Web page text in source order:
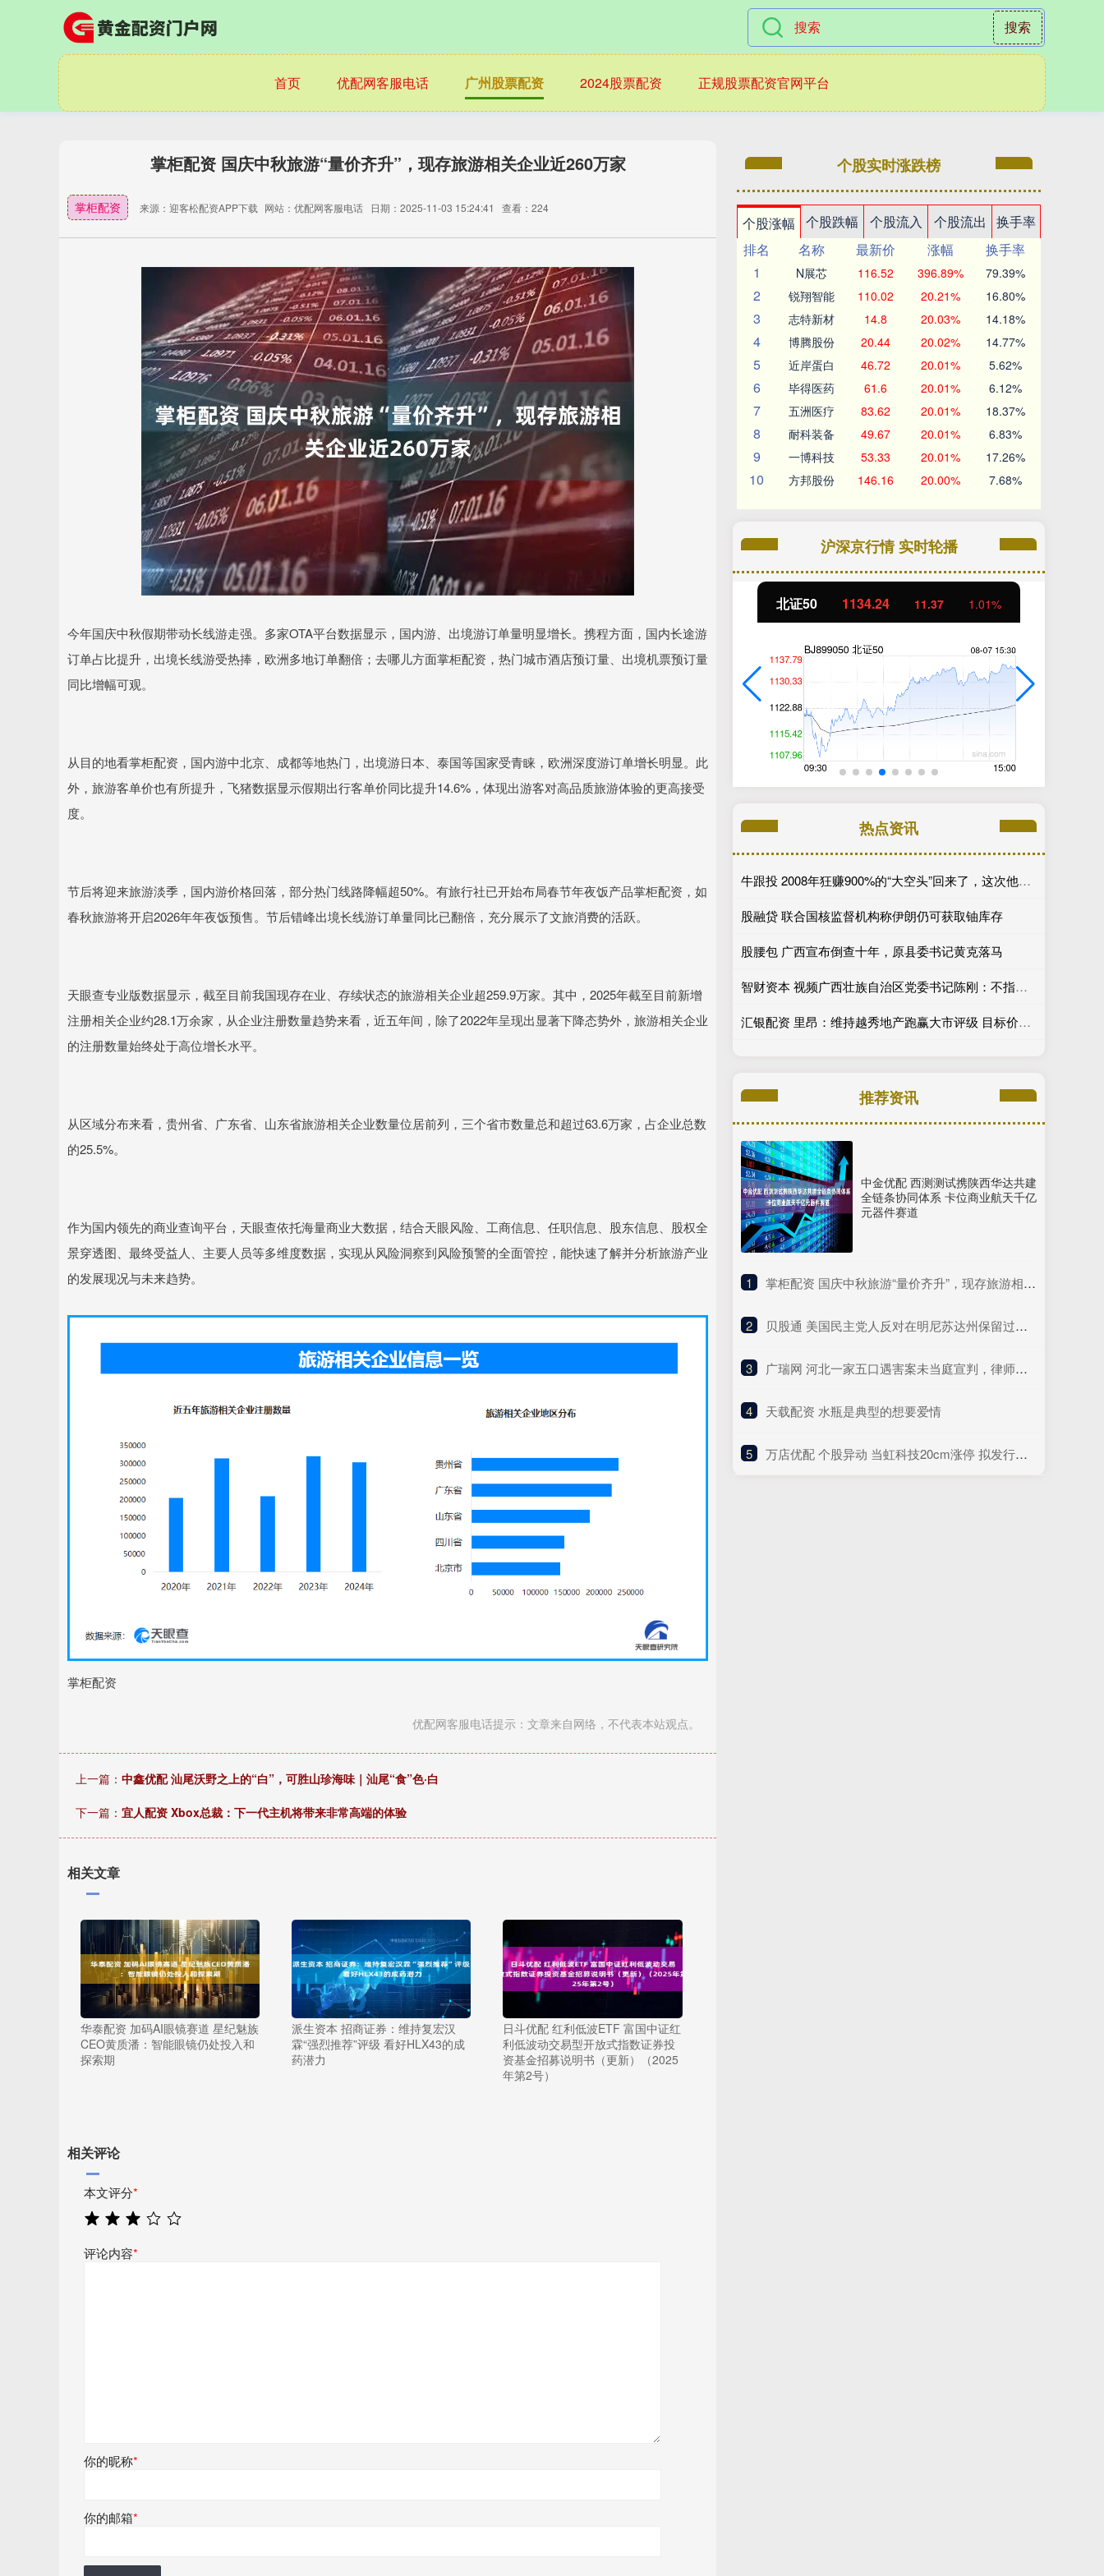
搜索
首页 优配网客服电话 广州股票配资 2024股票配资 正规股票配资官网平台
掌柜配资 国庆中秋旅游“量价齐升”，现存旅游相关企业近260万家
掌柜配资 来源：迎客松配资APP下载 网站：优配网客服电话 日期：2025-11-03 15:24:41 查看：224
今年国庆中秋假期带动长线游走强。多家OTA平台数据显示，国内游、出境游订单量明显增长。携程方面，国内长途游
订单占比提升，出境长线游受热捧，欧洲多地订单翻倍；去哪儿方面掌柜配资，热门城市酒店预订量、出境机票预订量
同比增幅可观。
从目的地看掌柜配资，国内游中北京、成都等地热门，出境游日本、泰国等国家受青睐，欧洲深度游订单增长明显。此
外，旅游客单价也有所提升，飞猪数据显示假期出行客单价同比提升14.6%，体现出游客对高品质旅游体验的更高接受
度。
节后将迎来旅游淡季，国内游价格回落，部分热门线路降幅超50%。有旅行社已开始布局春节年夜饭产品掌柜配资，如
春秋旅游将开启2026年年夜饭预售。节后错峰出境长线游订单量同比已翻倍，充分展示了文旅消费的活跃。
天眼查专业版数据显示，截至目前我国现存在业、存续状态的旅游相关企业超259.9万家。其中，2025年截至目前新增
注册相关企业约28.1万余家，从企业注册数量趋势来看，近五年间，除了2022年呈现出显著下降态势外，旅游相关企业
的注册数量始终处于高位增长水平。
从区域分布来看，贵州省、广东省、山东省旅游相关企业数量位居前列，三个省市数量总和超过63.6万家，占企业总数
的25.5%。
作为国内领先的商业查询平台，天眼查依托海量商业大数据，结合天眼风险、工商信息、任职信息、股东信息、股权全
景穿透图、最终受益人、主要人员等多维度数据，实现从风险洞察到风险预警的全面管控，能快速了解并分析旅游产业
的发展现况与未来趋势。
掌柜配资
优配网客服电话提示：文章来自网络，不代表本站观点。
上一篇： 中鑫优配 汕尾沃野之上的“白”，可胜山珍海味｜汕尾“食”色·白
下一篇： 宜人配资 Xbox总裁：下一代主机将带来非常高端的体验
相关文章
华泰配资 加码AI眼镜赛道 星纪魅族
CEO黄质潘：智能眼镜仍处投入和
探索期
派生资本 招商证券：维持复宏汉
霖“强烈推荐”评级 看好HLX43的成
药潜力
日斗优配 红利低波ETF 富国中证红
利低波动交易型开放式指数证券投
资基金招募说明书（更新）（2025
年第2号）
相关评论
本文评分*
评论内容*
你的昵称*
你的邮箱*
个股实时涨跌榜
个股涨幅 个股跌幅 个股流入 个股流出
换手率
排名
名称 最新价 涨幅
换手率
1
N展芯 116.52 396.89% 79.39%
2 锐翔智能 110.02 20.21% 16.80%
3 志特新材 14.8 20.03% 14.18%
4 博腾股份 20.44 20.02% 14.77%
5 近岸蛋白 46.72 20.01% 5.62%
6 毕得医药 61.6 20.01% 6.12%
7 五洲医疗 83.62 20.01% 18.37%
8 耐科装备 49.67 20.01% 6.83%
9 一博科技 53.33 20.01% 17.26%
10 方邦股份 146.16 20.00% 7.68%
沪深京行情 实时轮播
北证50 1134.24 11.37 1.01%
热点资讯
牛跟投 2008年狂赚900%的“大空头”回来了，这次他瞄准了美国保险公司，甚至包括伯克希尔......
股融贷 联合国核监督机构称伊朗仍可获取铀库存
股腰包 广西宣布倒查十年，原县委书记黄克落马
智财资本 视频广西壮族自治区党委书记陈刚：不指望AI大赛被历史记录 只为民众赶上这个时代
汇银配资 里昂：维持越秀地产跑赢大市评级 目标价升至51港元
推荐资讯
中金优配 西测测试携陕西华达共建
全链条协同体系 卡位商业航天千亿
元器件赛道
1 ​掌柜配资 国庆中秋旅游“量价齐升”，现存旅游相关企业近260万家
2 ​贝股通 美国民主党人反对在明尼苏达州保留过多联邦执法人员
3 ​广瑞网 河北一家五口遇害案未当庭宣判，律师：被告认罪认罚
4 ​天载配资 水瓶是典型的想要爱情
5 ​万店优配 个股异动 当虹科技20cm涨停 拟发行不超过5亿元科技创新债券